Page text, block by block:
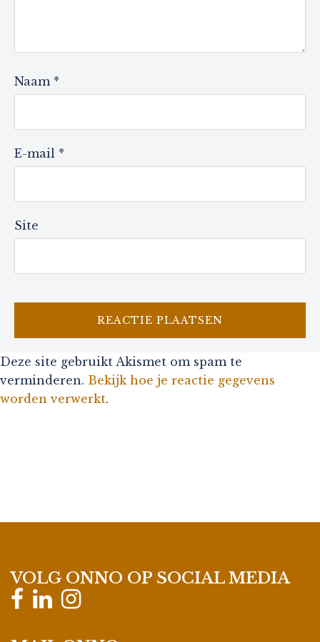
Naam *
E-mail *
Site
Deze site gebruikt Akismet om spam te
verminderen. Bekijk hoe je reactie gegevens
worden verwerkt.
VOLG ONNO OP SOCIAL MEDIA